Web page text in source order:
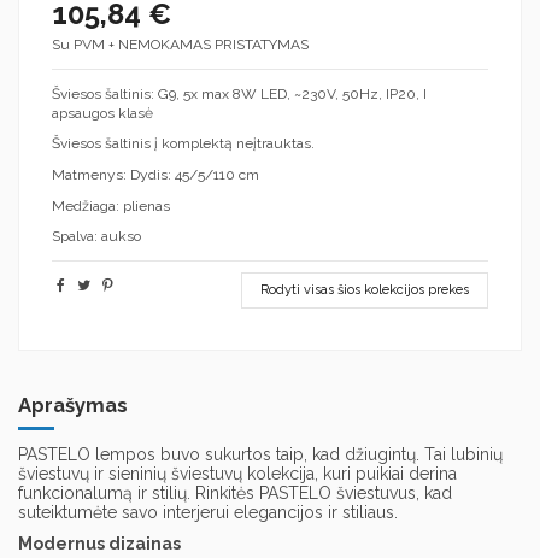
105,84 €
Su PVM + NEMOKAMAS PRISTATYMAS
Šviesos šaltinis: G9, 5x max 8W LED, ~230V, 50Hz, IP20, I
apsaugos klasė
Šviesos šaltinis į komplektą neįtrauktas.
Matmenys: Dydis: 45/5/110 cm
Medžiaga: plienas
Spalva: aukso
Rodyti visas šios kolekcijos prekes
Aprašymas
PASTELO lempos buvo sukurtos taip, kad džiugintų. Tai lubinių
šviestuvų ir sieninių šviestuvų kolekcija, kuri puikiai derina
funkcionalumą ir stilių. Rinkitės PASTELO šviestuvus, kad
suteiktumėte savo interjerui elegancijos ir stiliaus.
Modernus dizainas